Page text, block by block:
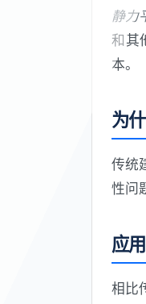
静力
和其
本。
为
传统
性问
应
相比